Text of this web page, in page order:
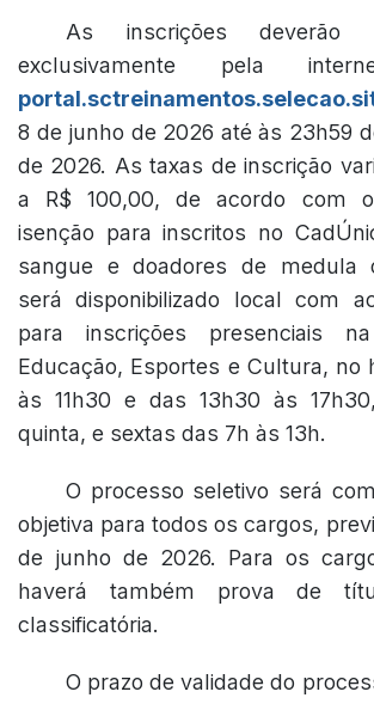
As inscrições deverão
exclusivamente pela
8 de junho de 2026 até às 23h59
de 2026. As taxas de inscrição
a R$ 100,00, de acordo com
isenção para inscritos no
sangue e doadores de medula
será disponibilizado local com
para inscrições presenciais
Educação, Esportes e Cultura, no
às 11h30 e das 13h30 às
quinta, e sextas das 7h às 13h.
O processo seletivo será
objetiva para todos os cargos,
de junho de 2026. Para os
haverá também prova de
classificatória.
O prazo de validade do